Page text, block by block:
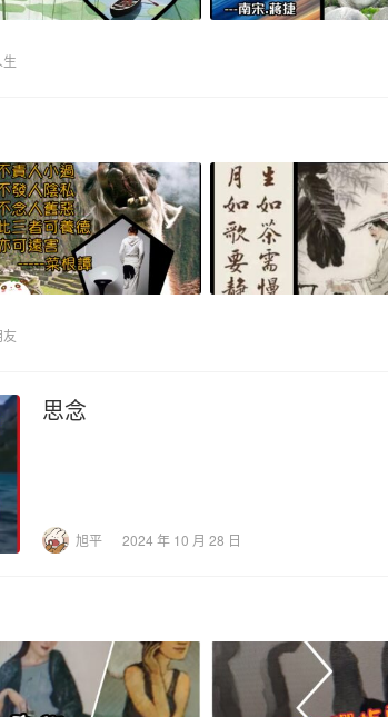
生
友
思念
旭平 2024 年 10 月 28 日